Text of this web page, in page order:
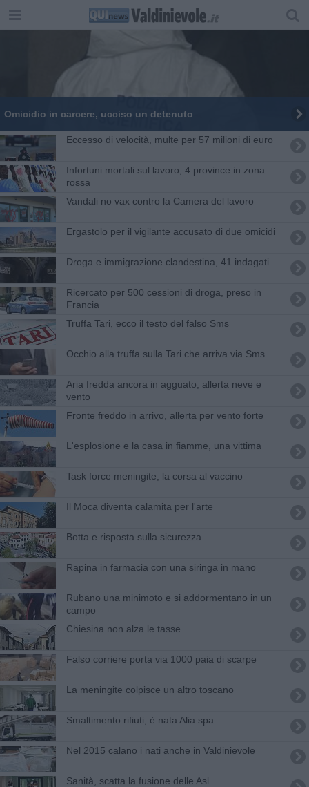
Omicidio in carcere, ucciso un detenuto
Eccesso di velocità, multe per 57 milioni di euro
Infortuni mortali sul lavoro, 4 province in zona
rossa
Vandali no vax contro la Camera del lavoro
Ergastolo per il vigilante accusato di due omicidi
Droga e immigrazione clandestina, 41 indagati
Ricercato per 500 cessioni di droga, preso in
Francia
Truffa Tari, ecco il testo del falso Sms
Occhio alla truffa sulla Tari che arriva via Sms
Aria fredda ancora in agguato, allerta neve e
vento
Fronte freddo in arrivo, allerta per vento forte
L'esplosione e la casa in fiamme, una vittima
Task force meningite, la corsa al vaccino
Il Moca diventa calamita per l'arte
Botta e risposta sulla sicurezza
Rapina in farmacia con una siringa in mano
Rubano una minimoto e si addormentano in un
campo
Chiesina non alza le tasse
Falso corriere porta via 1000 paia di scarpe
La meningite colpisce un altro toscano
Smaltimento rifiuti, è nata Alia spa
Nel 2015 calano i nati anche in Valdinievole
Sanità, scatta la fusione delle Asl